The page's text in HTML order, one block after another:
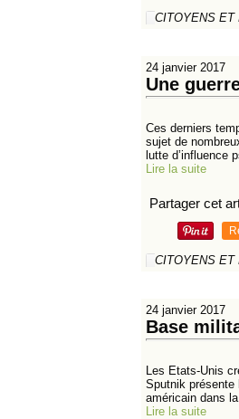
CITOYENS ET
24 janvier 2017
Une
Ces derniers
sujet de
lutte d’influence
Lire la suite
Partager cet
CITOYENS ET
24 janvier 2017
Base
Les Etats-Unis
Sputnik présente
américain dans
Lire la suite